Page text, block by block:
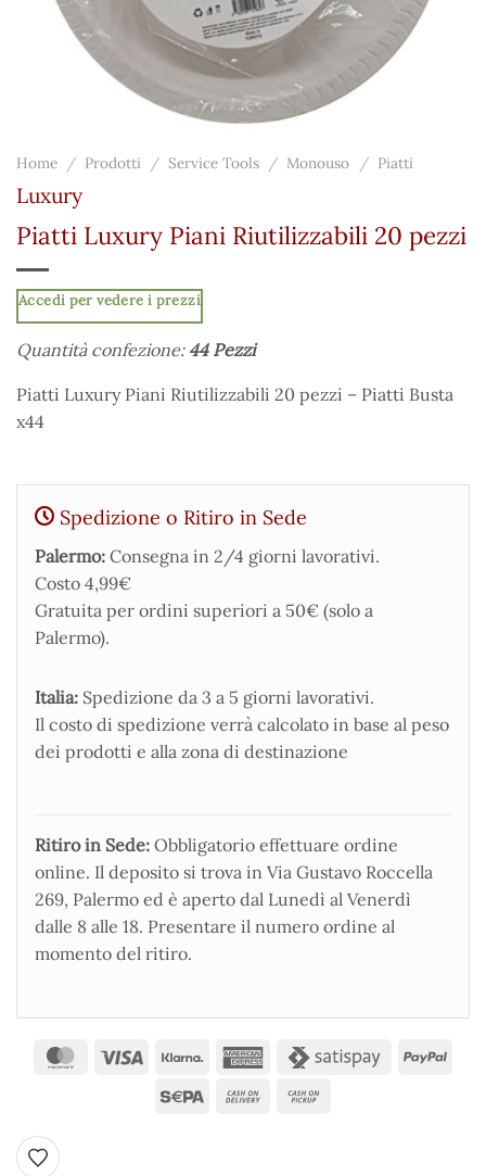
Home / Prodotti / Service Tools / Monouso / Piatti
Luxury
Piatti Luxury Piani Riutilizzabili 20 pezzi
Accedi per vedere i prezzi
Quantità confezione: 44 Pezzi
Piatti Luxury Piani Riutilizzabili 20 pezzi – Piatti Busta
x44
Spedizione o Ritiro in Sede
Palermo: Consegna in 2/4 giorni lavorativi.
Costo 4,99€
Gratuita per ordini superiori a 50€ (solo a
Palermo).
Italia: Spedizione da 3 a 5 giorni lavorativi.
Il costo di spedizione verrà calcolato in base al peso
dei prodotti e alla zona di destinazione
Ritiro in Sede: Obbligatorio effettuare ordine
online. Il deposito si trova in Via Gustavo Roccella
269, Palermo ed è aperto dal Lunedì al Venerdì
dalle 8 alle 18. Presentare il numero ordine al
momento del ritiro.
Aggiungi ai preferiti